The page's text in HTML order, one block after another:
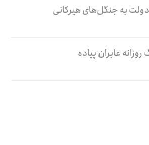
به جنگل‌های هیرکانی
عابران پیاده